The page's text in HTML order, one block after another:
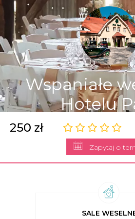
Wspaniałe
Hotelu
250 zł
Zapytaj o
SALE